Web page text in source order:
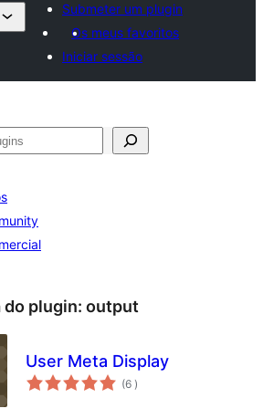
Submeter um plugin
Os meus favoritos
Iniciar sessão
do plugin: output
User Meta Display
(6 classificações
)